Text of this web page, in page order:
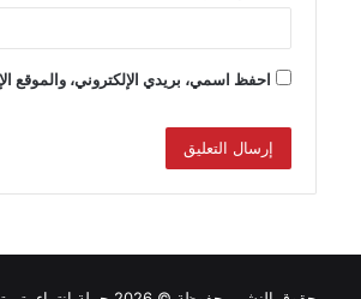
احفظ اسمي، بريدي الإلكتروني، والموقع